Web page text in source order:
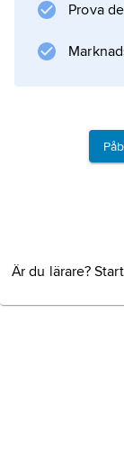
Prova
Är du lärare?